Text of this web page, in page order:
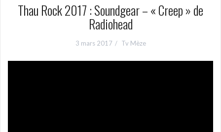
Thau Rock 2017 : Soundgear – « Creep » de
Radiohead
3 mars 2017 Tv Mèze